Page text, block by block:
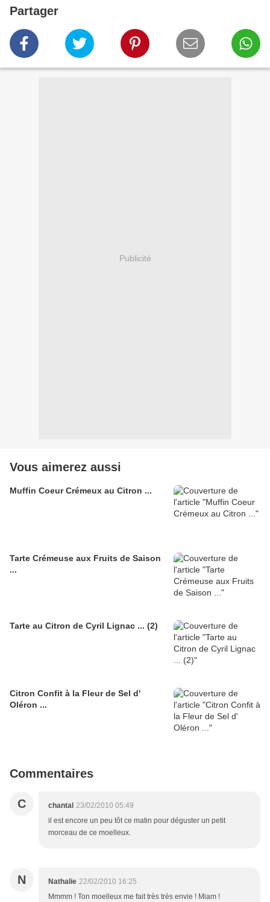
Partager
Publicité
Vous aimerez aussi
Muffin Coeur Crémeux au Citron ...
Tarte Crémeuse aux Fruits de Saison
...
Tarte au Citron de Cyril Lignac ... (2)
Citron Confit à la Fleur de Sel d'
Oléron ...
Commentaires
C chantal 23/02/2010 05:49
il est encore un peu tôt ce matin pour déguster un petit
morceau de ce moelleux.
N Nathalie 22/02/2010 16:25
Mmmm ! Ton moelleux me fait très très envie ! Miam !